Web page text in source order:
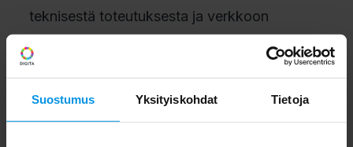
Suostumus Yksityiskohdat Tietoja
teknisestä toteutuksesta ja verkkoon
Digita Info neuvoo